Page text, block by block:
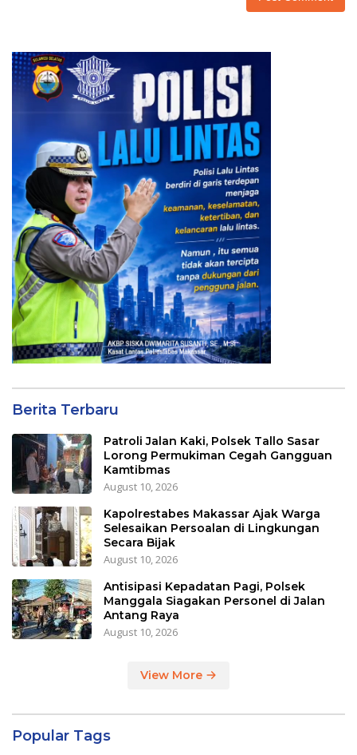
Berita Terbaru
Patroli Jalan Kaki, Polsek Tallo Sasar
Lorong Permukiman Cegah Gangguan
Kamtibmas
August 10, 2026
Kapolrestabes Makassar Ajak Warga
Selesaikan Persoalan di Lingkungan
Secara Bijak
August 10, 2026
Antisipasi Kepadatan Pagi, Polsek
Manggala Siagakan Personel di Jalan
Antang Raya
August 10, 2026
View More
Popular Tags